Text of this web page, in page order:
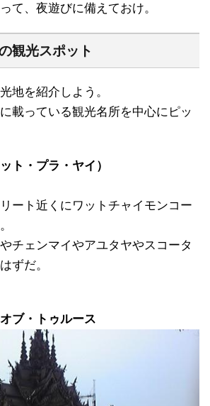
て、夜遊びに備えておけ。
観光スポット
地を紹介しよう。
載っている観光名所を中心にピッ
ト・プラ・ヤイ）
ート近くにワットチャイモンコー
チェンマイやアユタヤやスコータ
ずだ。
ブ・トゥルース